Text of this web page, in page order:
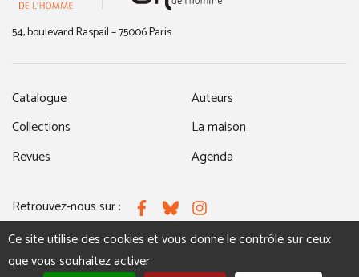
54, boulevard Raspail – 75006 Paris
Catalogue
Collections
Revues
Auteurs
La maison
Agenda
Retrouvez-nous sur : FacebookBlueskyInstagram
Ce site utilise des cookies et vous donne le contrôle sur ceux
que vous souhaitez activer